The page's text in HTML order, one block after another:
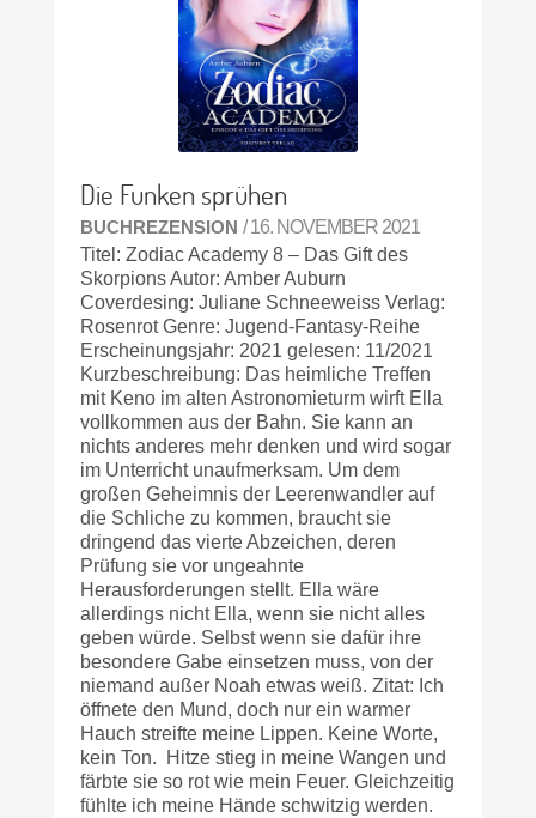
Die Funken sprühen
BUCHREZENSION / 16. NOVEMBER 2021
Titel: Zodiac Academy 8 – Das Gift des
Skorpions Autor: Amber Auburn
Coverdesing: Juliane Schneeweiss Verlag:
Rosenrot Genre: Jugend-Fantasy-Reihe
Erscheinungsjahr: 2021 gelesen: 11/2021
Kurzbeschreibung: Das heimliche Treffen
mit Keno im alten Astronomieturm wirft Ella
vollkommen aus der Bahn. Sie kann an
nichts anderes mehr denken und wird sogar
im Unterricht unaufmerksam. Um dem
großen Geheimnis der Leerenwandler auf
die Schliche zu kommen, braucht sie
dringend das vierte Abzeichen, deren
Prüfung sie vor ungeahnte
Herausforderungen stellt. Ella wäre
allerdings nicht Ella, wenn sie nicht alles
geben würde. Selbst wenn sie dafür ihre
besondere Gabe einsetzen muss, von der
niemand außer Noah etwas weiß. Zitat: Ich
öffnete den Mund, doch nur ein warmer
Hauch streifte meine Lippen. Keine Worte,
kein Ton. Hitze stieg in meine Wangen und
färbte sie so rot wie mein Feuer. Gleichzeitig
fühlte ich meine Hände schwitzig werden.